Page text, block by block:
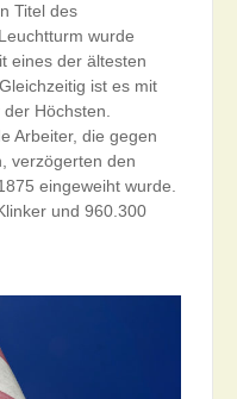
Titel des
wurde
eines der ältesten
ist es mit
Höchsten.
Arbeiter, die gegen
verzögerten den
eingeweiht wurde.
und 960.300